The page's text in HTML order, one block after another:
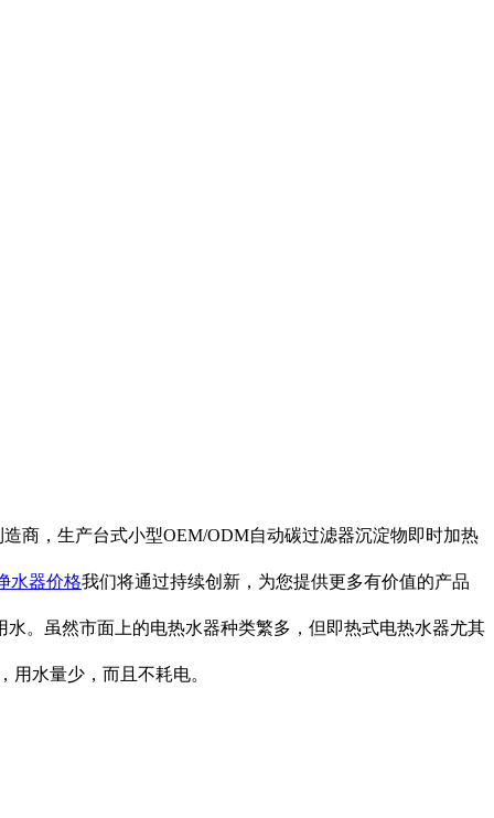
商，生产台式小型OEM/ODM自动碳过滤器沉淀物即时加热
水器价格我们将通过持续创新，为您提供更多有价值的产品
。虽然市面上的电热水器种类繁多，但即热式电热水器尤其
水量少，而且不耗电。